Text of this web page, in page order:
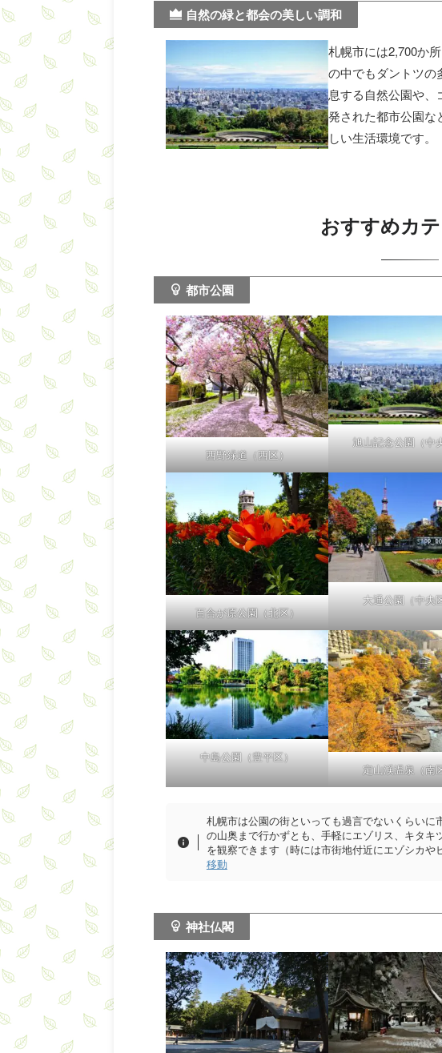
自然の緑と都会の美しい調和
札幌市には2,700か
の中でもダントツの
息する自然公園や、
発された都市公園な
しい生活環境です。
おすすめカ
都市公園
西野緑道（西区）
旭山記念公園（中
百合が原公園（北区）
大通公園（中央
中島公園（豊平区）
定山渓温泉（南
札幌市は公園の街といっても過言でないくらい
の山奥まで行かずとも、手軽にエゾリス、キタ
を観察できます（時には市街地付近にエゾシカや
移動
神社仏閣